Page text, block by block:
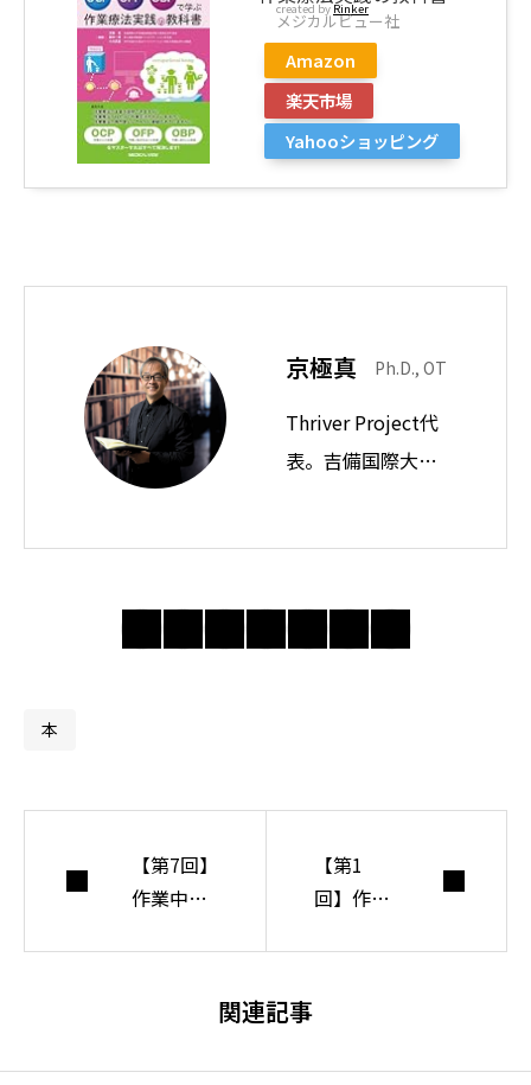
created byRinker
メジカルビュー社
Amazon
楽天市場
Yahooショッピング
京極真 Ph.D., OT
Thriver Project代
表。吉備国際大学
問い直し、分かり
合えない世界で人
本
【第7回】
作業中心
【第1
回】作業
の実践を
関連記事